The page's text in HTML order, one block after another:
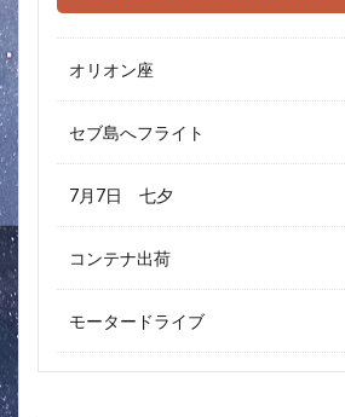
オリオン座
セブ島へフライト
7月7日 七夕
コンテナ出荷
モータードライブ